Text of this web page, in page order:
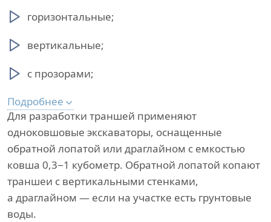
горизонтальные;
вертикальные;
с прозорами;
Подробнее
Для разработки траншей применяют
одноковшовые экскаваторы, оснащенные
обратной лопатой или драглайном с емкостью
ковша 0,3−1 кубометр. Обратной лопатой копают
траншеи с вертикальными стенками,
а драглайном — если на участке есть грунтовые
воды.